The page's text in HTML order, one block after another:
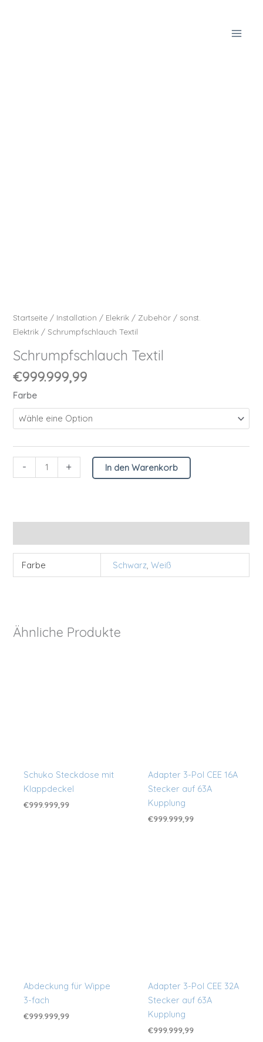
Startseite / Installation / Elekrik / Zubehör / sonst.
Elektrik / Schrumpfschlauch Textil
Schrumpfschlauch Textil
€999.999,99
Farbe
- + In den Warenkorb
Farbe Schwarz, Weiß
Ähnliche Produkte
Schuko Steckdose mit
Klappdeckel
€999.999,99
Adapter 3-Pol CEE 16A
Stecker auf 63A
Kupplung
€999.999,99
Abdeckung für Wippe
3-fach
€999.999,99
Adapter 3-Pol CEE 32A
Stecker auf 63A
Kupplung
€999.999,99